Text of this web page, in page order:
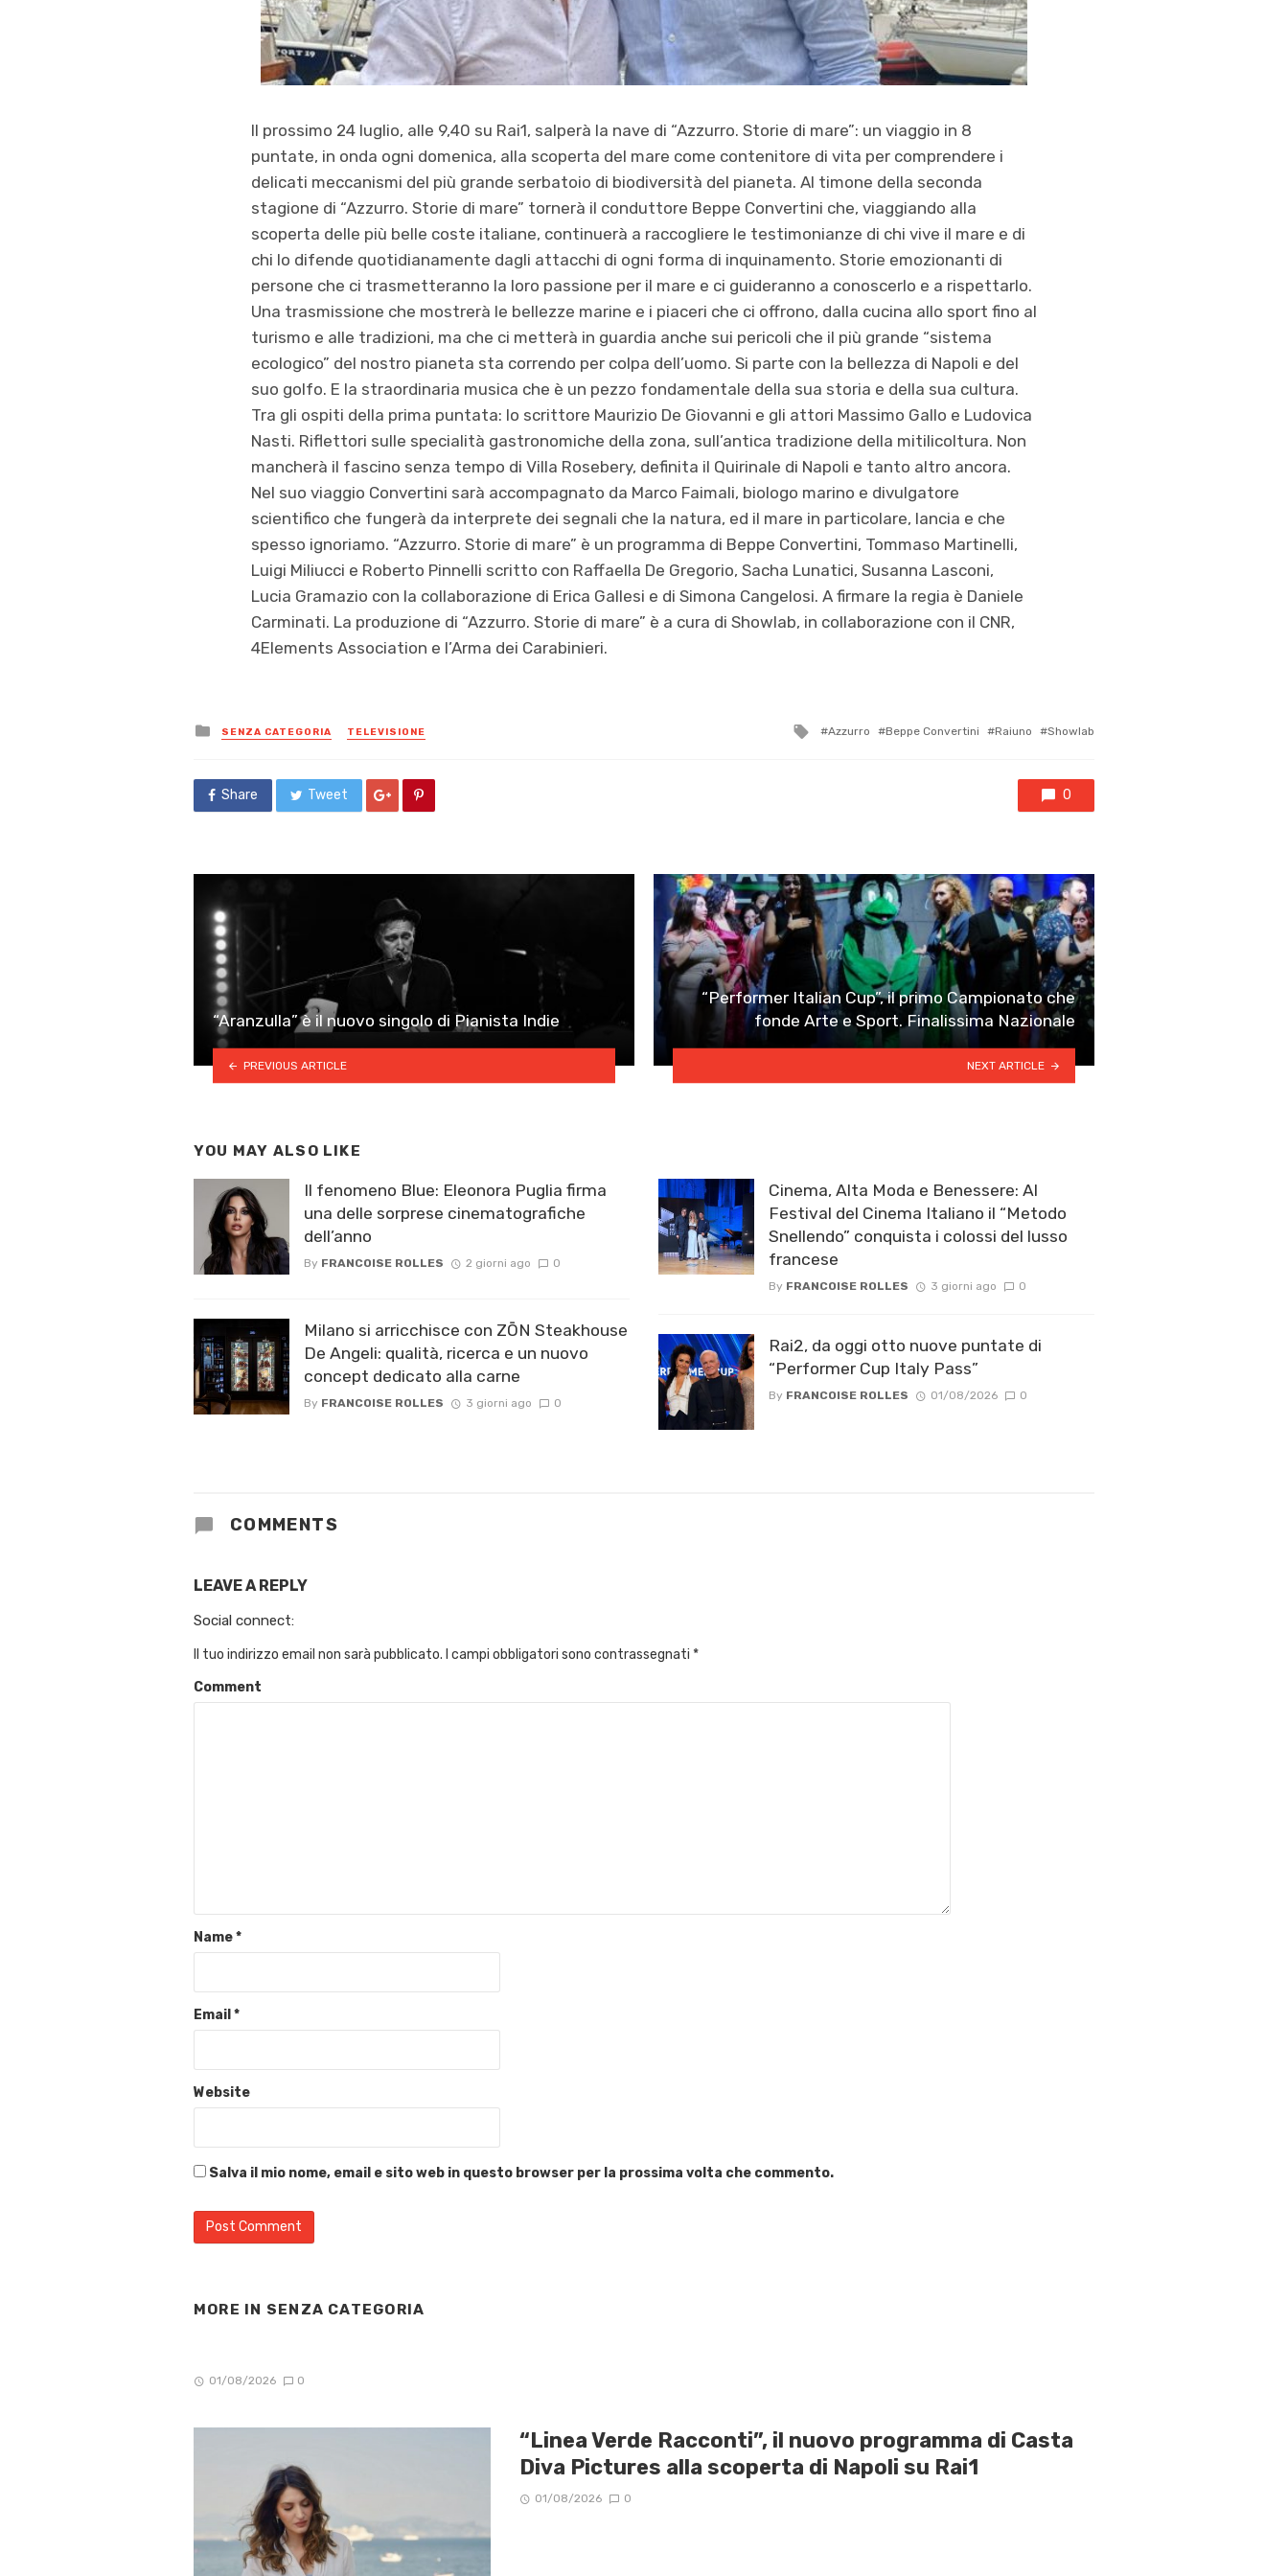
Il prossimo 24 luglio, alle 9,40 su Rai1, salperà la nave di “Azzurro. Storie di mare”: un viaggio in 8
puntate, in onda ogni domenica, alla scoperta del mare come contenitore di vita per comprendere i
delicati meccanismi del più grande serbatoio di biodiversità del pianeta. Al timone della seconda
stagione di “Azzurro. Storie di mare” tornerà il conduttore Beppe Convertini che, viaggiando alla
scoperta delle più belle coste italiane, continuerà a raccogliere le testimonianze di chi vive il mare e di
chi lo difende quotidianamente dagli attacchi di ogni forma di inquinamento. Storie emozionanti di
persone che ci trasmetteranno la loro passione per il mare e ci guideranno a conoscerlo e a rispettarlo.
Una trasmissione che mostrerà le bellezze marine e i piaceri che ci offrono, dalla cucina allo sport fino al
turismo e alle tradizioni, ma che ci metterà in guardia anche sui pericoli che il più grande “sistema
ecologico” del nostro pianeta sta correndo per colpa dell’uomo. Si parte con la bellezza di Napoli e del
suo golfo. E la straordinaria musica che è un pezzo fondamentale della sua storia e della sua cultura.
Tra gli ospiti della prima puntata: lo scrittore Maurizio De Giovanni e gli attori Massimo Gallo e Ludovica
Nasti. Riflettori sulle specialità gastronomiche della zona, sull’antica tradizione della mitilicoltura. Non
mancherà il fascino senza tempo di Villa Rosebery, definita il Quirinale di Napoli e tanto altro ancora.
Nel suo viaggio Convertini sarà accompagnato da Marco Faimali, biologo marino e divulgatore
scientifico che fungerà da interprete dei segnali che la natura, ed il mare in particolare, lancia e che
spesso ignoriamo. “Azzurro. Storie di mare” è un programma di Beppe Convertini, Tommaso Martinelli,
Luigi Miliucci e Roberto Pinnelli scritto con Raffaella De Gregorio, Sacha Lunatici, Susanna Lasconi,
Lucia Gramazio con la collaborazione di Erica Gallesi e di Simona Cangelosi. A firmare la regia è Daniele
Carminati. La produzione di “Azzurro. Storie di mare” è a cura di Showlab, in collaborazione con il CNR,
4Elements Association e l’Arma dei Carabinieri.
Posted
in
SENZA CATEGORIA TELEVISIONE
Tagged
Azzurro Beppe Convertini Raiuno Showlab
Share Tweet 0
“Aranzulla” è il nuovo singolo di Pianista Indie
PREVIOUS ARTICLE
“Performer Italian Cup”, il primo Campionato che
fonde Arte e Sport. Finalissima Nazionale
NEXT ARTICLE
YOU MAY ALSO LIKE
Il fenomeno Blue: Eleonora Puglia firma
una delle sorprese cinematografiche
dell’anno
By FRANCOISE ROLLES 2 giorni ago 0
Milano si arricchisce con ZŌN Steakhouse
De Angeli: qualità, ricerca e un nuovo
concept dedicato alla carne
By FRANCOISE ROLLES 3 giorni ago 0
Cinema, Alta Moda e Benessere: Al
Festival del Cinema Italiano il “Metodo
Snellendo” conquista i colossi del lusso
francese
By FRANCOISE ROLLES 3 giorni ago 0
Rai2, da oggi otto nuove puntate di
“Performer Cup Italy Pass”
By FRANCOISE ROLLES 01/08/2026 0
COMMENTS
LEAVE A REPLY
Social connect:
Il tuo indirizzo email non sarà pubblicato. I campi obbligatori sono contrassegnati *
Comment
Name*
Email *
Website
Salva il mio nome, email e sito web in questo browser per la prossima volta che commento.
MORE IN SENZA CATEGORIA
01/08/2026 0
“Linea Verde Racconti”, il nuovo programma di Casta
Diva Pictures alla scoperta di Napoli su Rai1
01/08/2026 0